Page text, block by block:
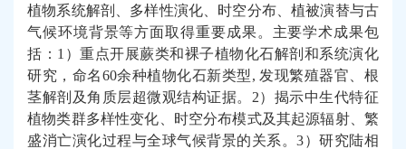
植物系统解剖、多样性演化、时空分布、植被演替与古
气候环境背景等方面取得重要成果。主要学术成果包
括： 1 ）重点开展蕨类和裸子植物化石解剖和系统演化
研究，命名60余种植物化石新类型, 发现繁殖器官、根
茎解剖及角质层超微观结构证据。 2）揭示中生代特征
植物类群多样性变化、时空分布模式及其起源辐射、繁
盛消亡演化过程与全球气候背景的关系。3）研究陆相